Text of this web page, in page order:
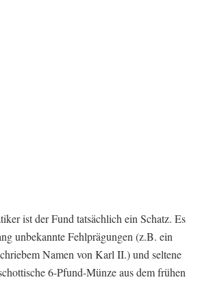
ist der Fund tatsächlich ein Schatz. Es
unbekannte Fehlprägungen (z.B. ein
Namen von Karl II.) und seltene
6-Pfund-Münze aus dem frühen